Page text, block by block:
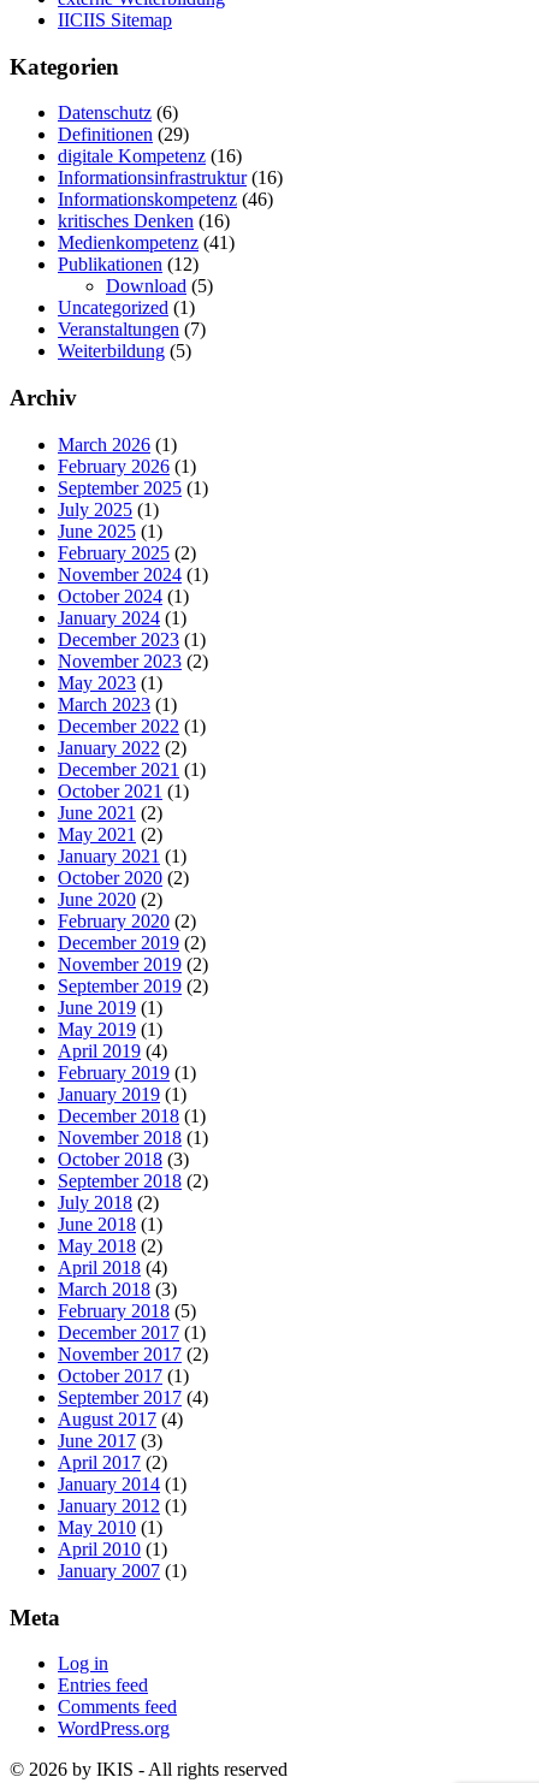
IICIIS Sitemap
Kategorien
Datenschutz (6)
Definitionen (29)
digitale Kompetenz (16)
Informationsinfrastruktur(16)
Informationskompetenz (46)
kritisches Denken (16)
Medienkompetenz (41)
Publikationen (12)
Download (5)
Uncategorized (1)
Veranstaltungen (7)
Weiterbildung (5)
Archiv
March 2026 (1)
February 2026 (1)
September 2025 (1)
July 2025 (1)
June 2025 (1)
February 2025 (2)
November 2024 (1)
October 2024 (1)
January 2024 (1)
December 2023 (1)
November 2023 (2)
May 2023 (1)
March 2023 (1)
December 2022 (1)
January 2022 (2)
December 2021 (1)
October 2021 (1)
June 2021 (2)
May 2021 (2)
January 2021 (1)
October 2020 (2)
June 2020 (2)
February 2020 (2)
December 2019 (2)
November 2019 (2)
September 2019 (2)
June 2019 (1)
May 2019 (1)
April 2019 (4)
February 2019 (1)
January 2019 (1)
December 2018 (1)
November 2018 (1)
October 2018 (3)
September 2018 (2)
July 2018 (2)
June 2018 (1)
May 2018 (2)
April 2018 (4)
March 2018 (3)
February 2018 (5)
December 2017 (1)
November 2017 (2)
October 2017 (1)
September 2017 (4)
August 2017 (4)
June 2017 (3)
April 2017 (2)
January 2014 (1)
January 2012 (1)
May 2010 (1)
April 2010 (1)
January 2007 (1)
Meta
Log in
Entries feed
Comments feed
WordPress.org
© 2026 by IKIS - All rights reserved